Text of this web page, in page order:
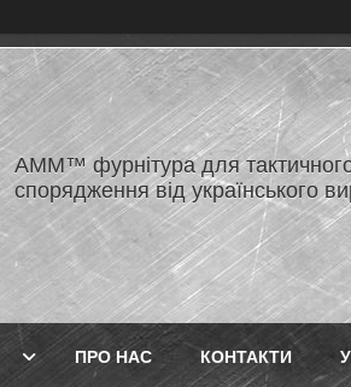
AMM™ фурнітура для
спорядження від українського
ПРО НАС КОНТАКТИ